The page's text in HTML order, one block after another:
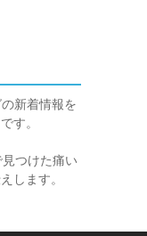
新着情報を
す。
つけた痛い
します。